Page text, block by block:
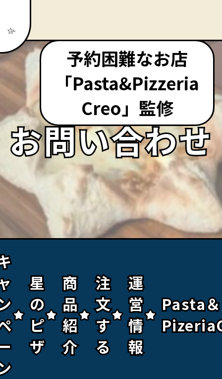
予約困難なお店
「Pasta&Pizzeria
Creo」監修
お問い合わせ
お問い合わせ
星
の
ピ
ザ
星
の
ピ
ザ
商
品
紹
介
商
品
紹
介
注
文
す
る
注
文
す
る
運
営
情
報
運
営
情
報
Pasta＆
Pasta＆